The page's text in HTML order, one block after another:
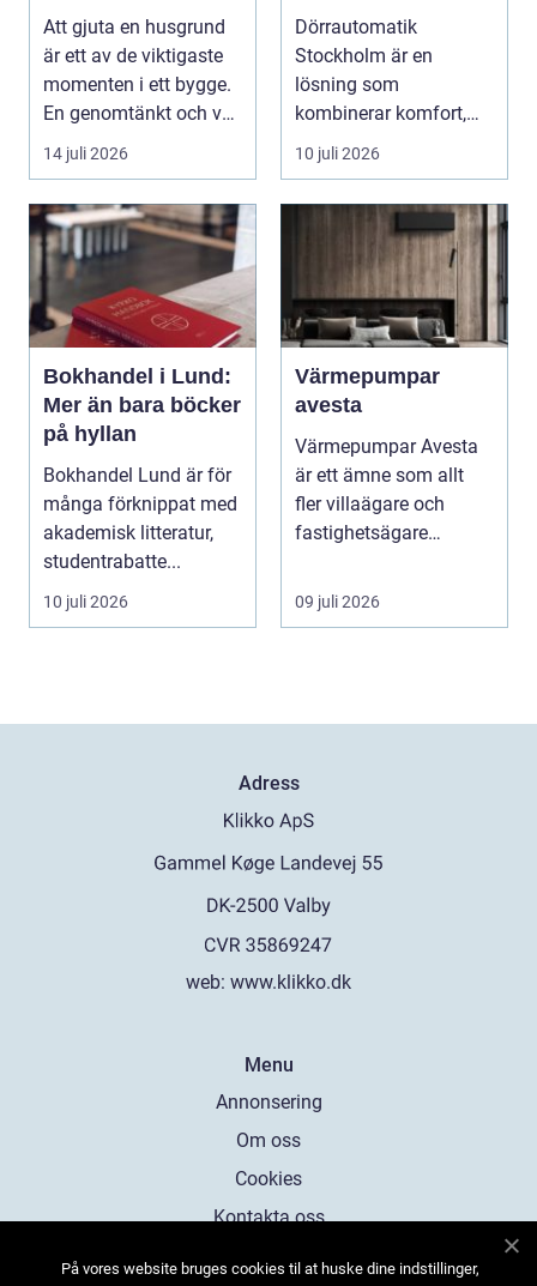
Att gjuta en husgrund
är ett av de viktigaste
momenten i ett bygge.
En genomtänkt och väl
utförd gru...
14 juli 2026
komfort
Dörrautomatik
Stockholm är en
lösning som
kombinerar komfort,
säkerhet och tillg...
10 juli 2026
Bokhandel i Lund:
Mer än bara böcker
på hyllan
Bokhandel Lund är för
många förknippat med
akademisk litteratur,
studentrabatte...
10 juli 2026
Värmepumpar
avesta
Värmepumpar Avesta
är ett ämne som allt
fler villaägare och
fastighetsägare
09 juli 2026
Adress
web: www.klikko.dk
Menu
Annonsering
Om oss
Cookies
Kontakta oss
På vores website bruges cookies til at huske dine indstillinger,